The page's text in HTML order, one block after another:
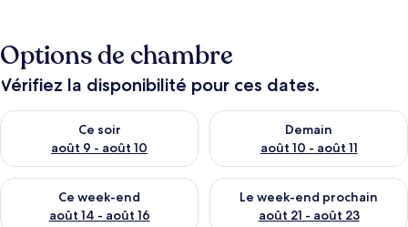
e
u
x
n
o
t
é
s
Options de chambre
Vérifiez la disponibilité pour ces dates.
Ce soir
août 9 - août 10
Vérifier la disponibilité pour ce soir août 9 - août 10
Demain
août 10 - août 11
Vérifier la disponibilité pour
Ce week-end
août 14 - août 16
Vérifier la disponibilité pour ce week-end août 14 - août 16
Le week-end prochain
août 21 - août 23
Vérifier la disponibilité pour